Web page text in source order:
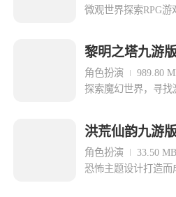
微观世界探索RPG游
黎明之塔九游
角色扮演 989.80
探索魔幻世界，寻找
洪荒仙韵九游
角色扮演 33.50 MB
恐怖主题设计打造而